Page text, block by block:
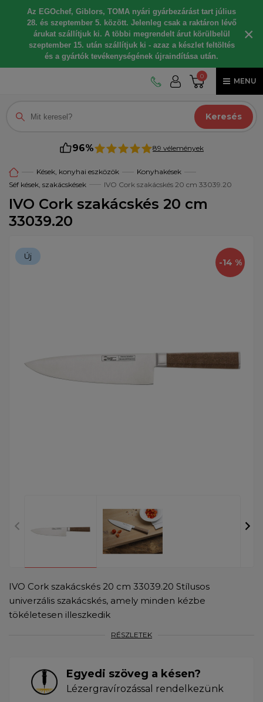
Az EGOchef, Giblors, TOMA nyári gyárbezárást tart július
28. és szeptember 5. között. Jelenleg csak a raktáron lévő
árukat szállítjuk ki. A többi megrendelt árut körülbelül
szeptember 15. után szállítjuk ki - azaz a készlet feltöltés
és a gyártók tevékenységének újraindítása után.
×
0
MENU
Keresés
96% 89 vélemények
Kések, konyhai eszközök
Konyhakések
Séf kések, szakácskések
IVO Cork szakácskés 20 cm 33039.20
IVO Cork szakácskés 20 cm
33039.20
-14 %
Új
IVO Cork szakácskés 20 cm 33039.20 Stílusos
univerzális szakácskés, amely minden kézbe
tökéletesen illeszkedik
RÉSZLETEK
Egyedi szöveg a késen?
Lézergravírozással rendelkezünk